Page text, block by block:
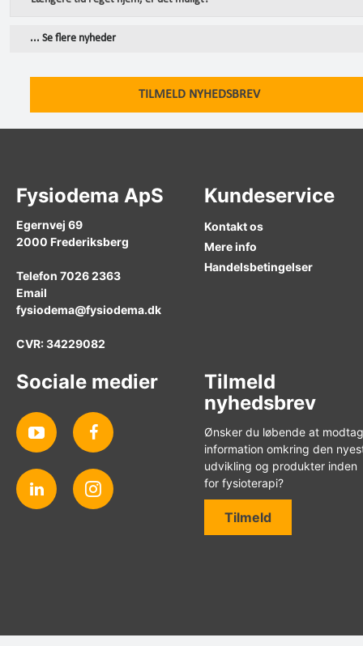
... Se flere nyheder
TILMELD NYHEDSBREV
Fysiodema ApS
Egernvej 69
2000 Frederiksberg
Telefon 7026 2363
Email
fysiodema@fysiodema.dk
CVR: 34229082
Kundeservice
Kontakt os
Mere info
Handelsbetingelser
Sociale medier
Tilmeld
nyhedsbrev
Ønsker du løbende at
information omkring den
udvikling og produkter inden
for fysioterapi?
Tilmeld